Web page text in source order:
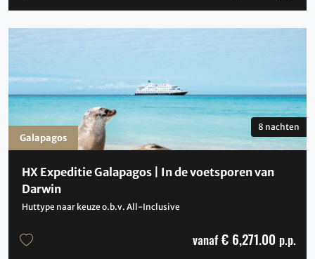
HX Expeditie Galapagos | In de voetsporen van
Darwin
Huttype naar keuze o.b.v. All-Inclusive
8 nachten
vanaf € 6,271.00 p.p.
Galapagos